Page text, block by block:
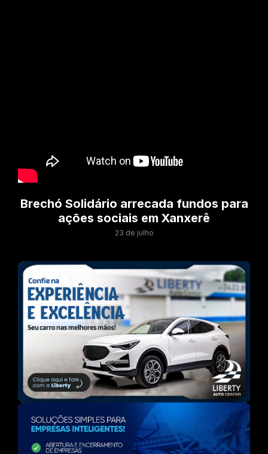
Brechó Solidário arrecada fundos para
ações sociais em Xanxerê
23 de julho